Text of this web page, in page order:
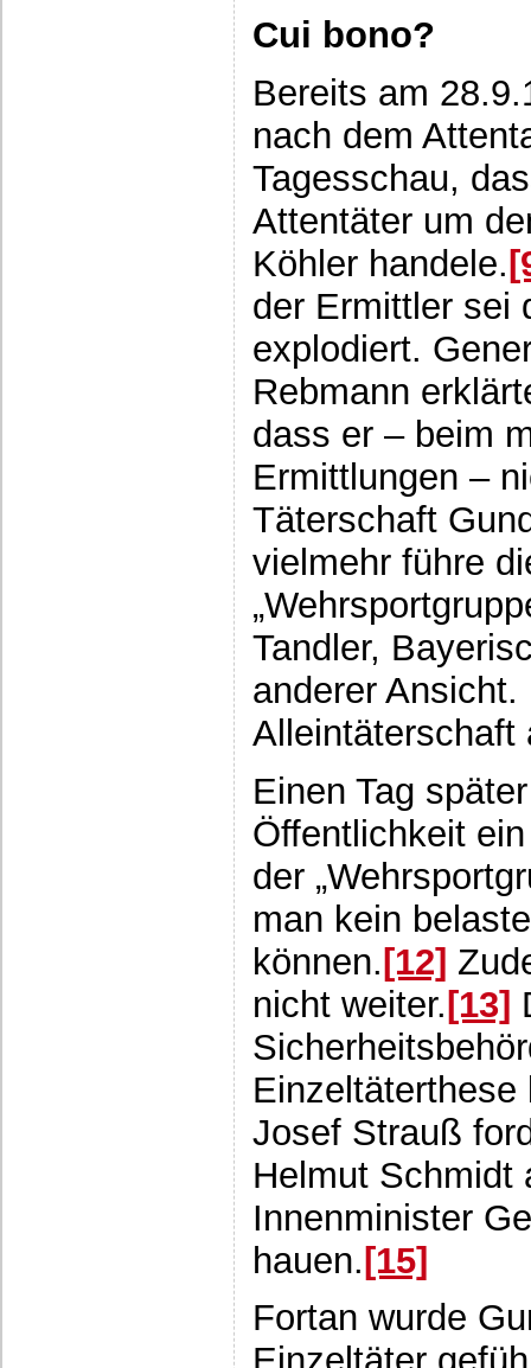
Cui bono?
Bereits am
nach dem
Tagesschau,
Attentäter um
Köhler handele.
der Ermittler sei
explodiert.
Rebmann
dass er – beim
Ermittlungen –
Täterschaft
vielmehr führe
Tandler,
anderer
Alleintäterschaft
Einen Tag
Öffentlichkeit
der
man kein
können.[12]
nicht weiter.[13]
Einzeltäterthese
Josef Strauß
Helmut Schmidt
Innenminister
hauen.[15]
Fortan wurde